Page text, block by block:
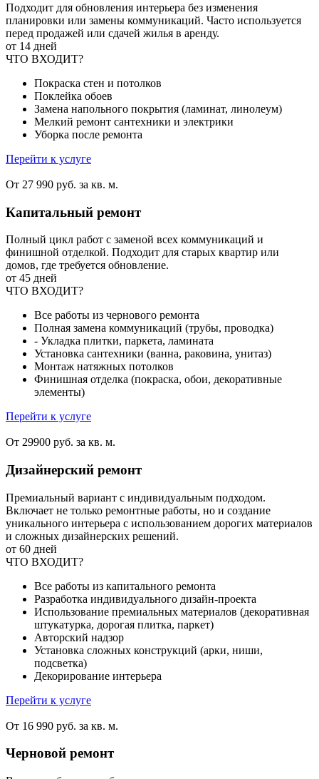
Подходит для обновления интерьера без изменения
планировки или замены коммуникаций. Часто используется
перед продажей или сдачей жилья в аренду.
от 14 дней
ЧТО ВХОДИТ?
Покраска стен и потолков
Поклейка обоев
Замена напольного покрытия (ламинат, линолеум)
Мелкий ремонт сантехники и электрики
Уборка после ремонта
Перейти к услуге
От 27 990 руб. за кв. м.
Капитальный ремонт
Полный цикл работ с заменой всех коммуникаций и
финишной отделкой. Подходит для старых квартир или
домов, где требуется обновление.
от 45 дней
ЧТО ВХОДИТ?
Все работы из чернового ремонта
Полная замена коммуникаций (трубы, проводка)
- Укладка плитки, паркета, ламината
Установка сантехники (ванна, раковина, унитаз)
Монтаж натяжных потолков
Финишная отделка (покраска, обои, декоративные
элементы)
Перейти к услуге
От 29900 руб. за кв. м.
Дизайнерский ремонт
Премиальный вариант с индивидуальным подходом.
Включает не только ремонтные работы, но и создание
уникального интерьера с использованием дорогих материалов
и сложных дизайнерских решений.
от 60 дней
ЧТО ВХОДИТ?
Все работы из капитального ремонта
Разработка индивидуального дизайн-проекта
Использование премиальных материалов (декоративная
штукатурка, дорогая плитка, паркет)
Авторский надзор
Установка сложных конструкций (арки, ниши,
подсветка)
Декорирование интерьера
Перейти к услуге
От 16 990 руб. за кв. м.
Черновой ремонт